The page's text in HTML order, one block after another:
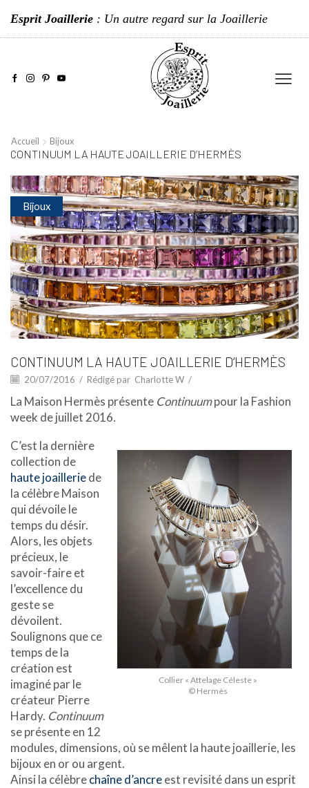
Esprit Joaillerie : Un autre regard sur la Joaillerie
Accueil Bijoux
CONTINUUM LA HAUTE JOAILLERIE D’HERMÈS
Bijoux
CONTINUUM LA HAUTE JOAILLERIE D’HERMÈS
20/07/2016 / Rédigé par Charlotte W /
La Maison Hermès présente Continuumpour la Fashion
week de juillet 2016.
Collier « Attelage Céleste »
© Hermès
C’est la dernière
collection de
haute joailleriede
la célèbre Maison
qui dévoile le
temps du désir.
Alors, les objets
précieux, le
savoir-faire et
l’excellence du
geste se
dévoilent.
Soulignons que ce
temps de la
création est
imaginé par le
créateur Pierre
Hardy. Continuum
se présente en 12
modules, dimensions, où se mêlent la haute joaillerie, les
bijoux en or ou argent.
Ainsi la célèbrechaîne d’ancreest revisité dans un esprit